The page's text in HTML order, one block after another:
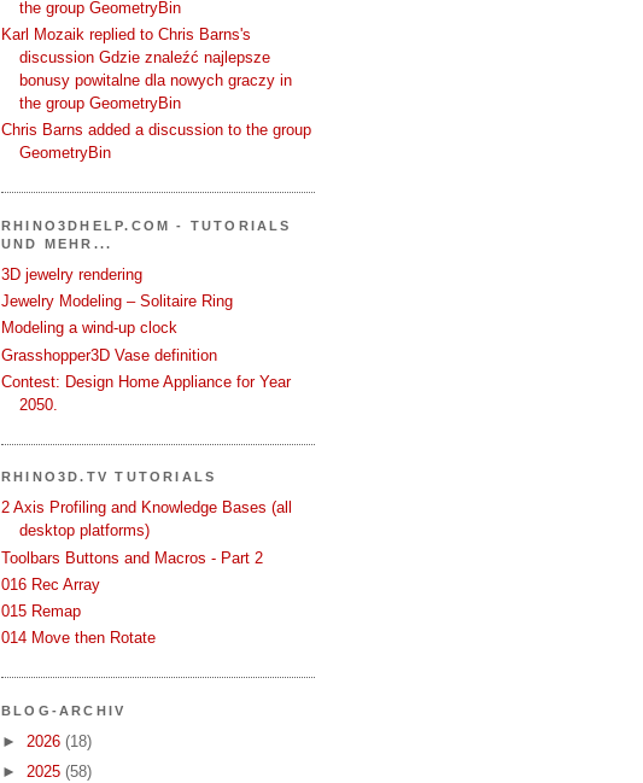
the group GeometryBin
Karl Mozaik replied to Chris Barns's
discussion Gdzie znaleźć najlepsze
bonusy powitalne dla nowych graczy in
the group GeometryBin
Chris Barns added a discussion to the group
GeometryBin
RHINO3DHELP.COM - TUTORIALS
UND MEHR...
3D jewelry rendering
Jewelry Modeling – Solitaire Ring
Modeling a wind-up clock
Grasshopper3D Vase definition
Contest: Design Home Appliance for Year
2050.
RHINO3D.TV TUTORIALS
2 Axis Profiling and Knowledge Bases (all
desktop platforms)
Toolbars Buttons and Macros - Part 2
016 Rec Array
015 Remap
014 Move then Rotate
BLOG-ARCHIV
► 2026 (18)
► 2025 (58)